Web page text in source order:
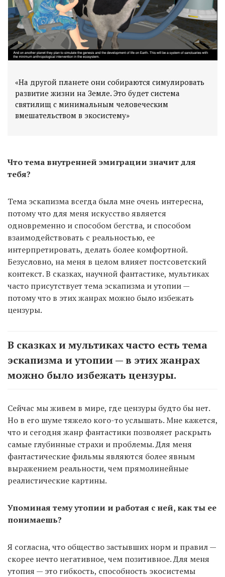
«На другой планете они собираются симулировать
развитие жизни на Земле. Это будет система
святилищ с минимальным человеческим
вмешательством в экосистему»
Что тема внутренней эмиграции значит для
тебя?
Тема эскапизма всегда была мне очень интересна,
потому что для меня искусство является
одновременно и способом бегства, и способом
взаимодействовать с реальностью, ее
интерпретировать, делать более комфортной.
Безусловно, на меня в целом влияет постсоветский
контекст. В сказках, научной фантастике, мультиках
часто присутствует тема эскапизма и утопии —
потому что в этих жанрах можно было избежать
цензуры.
В сказках и мультиках часто есть тема
эскапизма и утопии — в этих жанрах
можно было избежать цензуры.
Сейчас мы живем в мире, где цензуры будто бы нет.
Но в его шуме тяжело кого-то услышать. Мне кажется,
что и сегодня жанр фантастики позволяет раскрыть
самые глубинные страхи и проблемы. Для меня
фантастические фильмы являются более явным
выражением реальности, чем прямолинейные
реалистические картины.
Упоминая тему утопии и работая с ней, как ты ее
понимаешь?
Я согласна, что общество застывших норм и правил —
скорее нечто негативное, чем позитивное. Для меня
утопия — это гибкость, способность экосистемы